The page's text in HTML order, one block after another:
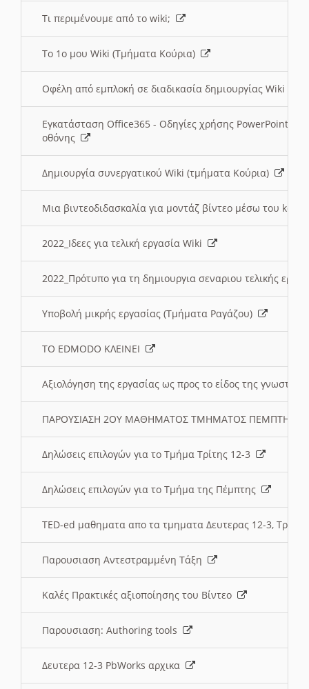
Τι περιμένουμε από το wiki;
Το 1ο μου Wiki (Τμήματα Κούρια)
Οφέλη από εμπλοκή σε διαδικασία δημιουργίας Wiki
Εγκατάσταση Office365 - Οδηγίες χρήσης PowerPoint
οθόνης
Δημιουργία συνεργατικού Wiki (τμήματα Κούρια)
Μια βιντεοδιδασκαλία για μοντάζ βίντεο μέσω του
2022_Ιδεες για τελική εργασία Wiki
2022_Πρότυπο για τη δημιουργια σεναριου τελικής
Υποβολή μικρής εργασίας (Τμήματα Ραγάζου)
ΤΟ EDMODO ΚΛΕΙΝΕΙ
Αξιολόγηση της εργασίας ως προς το είδος της
ΠΑΡΟΥΣΙΑΣΗ 2ΟΥ ΜΑΘΗΜΑΤΟΣ ΤΜΗΜΑΤΟΣ
Δηλώσεις επιλογών για το Τμήμα Τρίτης 12-3
Δηλώσεις επιλογών για το Τμήμα της Πέμπτης
TED-ed μαθηματα απο τα τμηματα Δευτερας 12-3,
Παρουσιαση Αντεστραμμένη Τάξη
Καλές Πρακτικές αξιοποίησης του Βίντεο
Παρουσιαση: Authoring tools
Δευτερα 12-3 PbWorks αρχικα